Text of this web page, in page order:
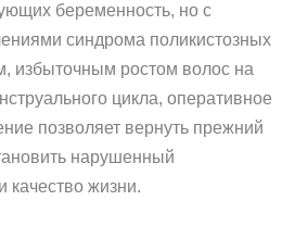
беременность, но с
синдрома поликистозных
избыточным ростом волос на
цикла, оперативное
позволяет вернуть прежний
нарушенный
качество жизни.